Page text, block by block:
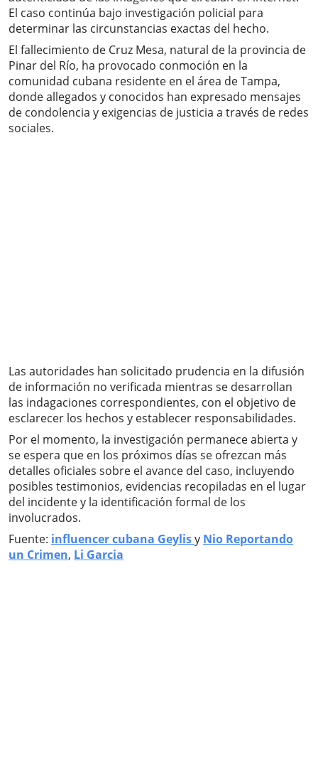
El caso continúa bajo investigación policial para
determinar las circunstancias exactas del hecho.
El fallecimiento de Cruz Mesa, natural de la provincia de
Pinar del Río, ha provocado conmoción en la
comunidad cubana residente en el área de Tampa,
donde allegados y conocidos han expresado mensajes
de condolencia y exigencias de justicia a través de redes
sociales.
Las autoridades han solicitado prudencia en la difusión
de información no verificada mientras se desarrollan
las indagaciones correspondientes, con el objetivo de
esclarecer los hechos y establecer responsabilidades.
Por el momento, la investigación permanece abierta y
se espera que en los próximos días se ofrezcan más
detalles oficiales sobre el avance del caso, incluyendo
posibles testimonios, evidencias recopiladas en el lugar
del incidente y la identificación formal de los
involucrados.
Fuente: influencer cubana Geylisy Nio Reportando
un Crimen, Li Garcia